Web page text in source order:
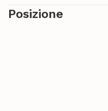
Posizione